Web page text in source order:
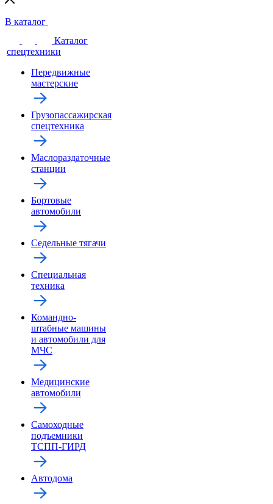
В каталог
Каталог
спецтехники
Передвижные
мастерские
Грузопассажирская
спецтехника
Маслораздаточные
станции
Бортовые
автомобили
Седельные тягачи
Специальная
техника
Командно-
штабные машины
и автомобили для
МЧС
Медицинские
автомобили
Самоходные
подъемники
ТСПП-ГИРД
Автодома